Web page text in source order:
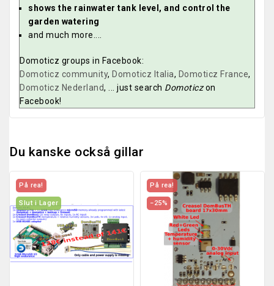
shows the rainwater tank level, and control the
garden watering
and much more....
Domoticz groups in Facebook:
Domoticz community, Domoticz Italia, Domoticz France,
Domoticz Nederland, ... just search Domoticzon
Facebook!
Du kanske också gillar
På rea!
Slut i Lager
På rea!
−25%